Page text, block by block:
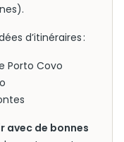
d’itinéraires :
Porto Covo
avec de bonnes